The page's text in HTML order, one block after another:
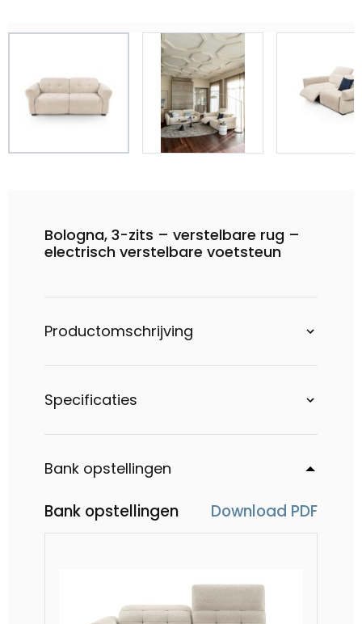
Bologna, 3-zits – verstelbare rug –
electrisch verstelbare voetsteun
Productomschrijving
Specificaties
Bank opstellingen
Bank opstellingen Download PDF